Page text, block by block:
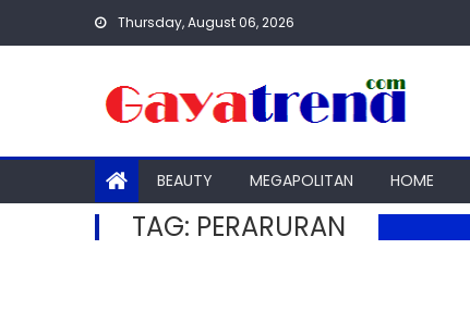
Thursday, August 06, 2026
BEAUTY MEGAPOLITAN HOME
TAG: PERARURAN